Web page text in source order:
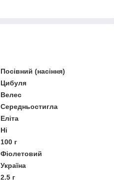
Посівний (насіння)
Цибуля
Велес
Середньостигла
Еліта
Ні
100 г
Фіолетовий
Україна
2.5 г